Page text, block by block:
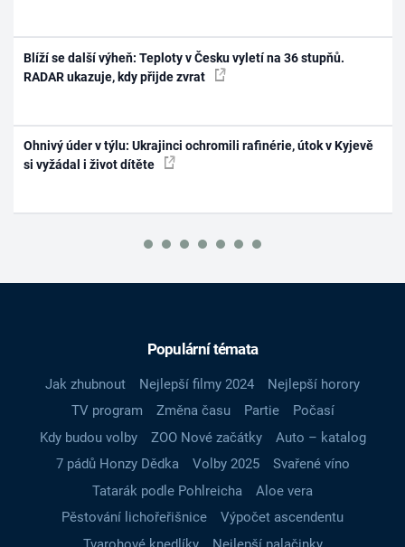
Blíží se další výheň: Teploty v Česku vyletí na 36 stupňů.
RADAR ukazuje, kdy přijde zvrat
Ohnivý úder v týlu: Ukrajinci ochromili rafinérie, útok v Kyjevě
si vyžádal i život dítěte
Populární témata
Jak zhubnout Nejlepší filmy 2024
Nejlepší horory
TV program
Změna času Partie
Počasí
Kdy budou volby
ZOO Nové začátky
Auto – katalog
7 pádů Honzy Dědka
Volby 2025
Svařené víno
Tatarák podle Pohlreicha
Aloe vera
Pěstování lichořeřišnice
Výpočet ascendentu